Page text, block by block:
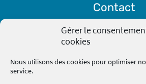
Gérer le
cookies
Nous utilisons des cookies pour optimiser
service.
Contact
Accueil
Nos spécialités